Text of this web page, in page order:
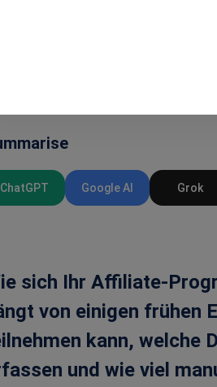
ChatGPT Google AI Grok
sich Ihr Affiliate-
von einigen frühen
kann, welche
und wie viel